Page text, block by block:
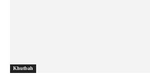
Khutbah